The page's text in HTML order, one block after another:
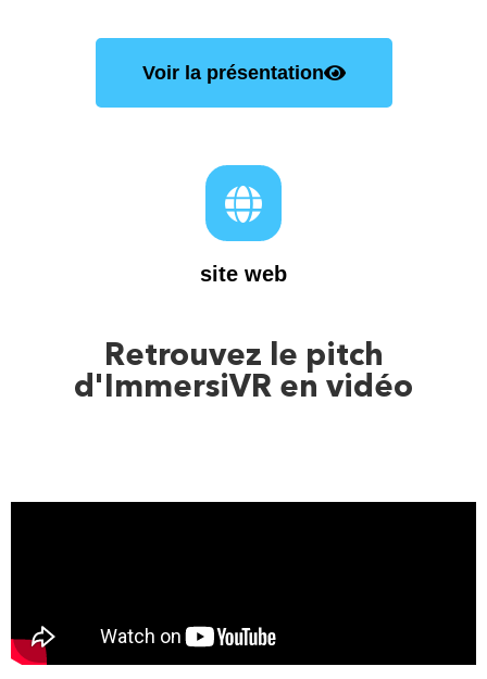
Voir la présentation
site web
Retrouvez le pitch
d'ImmersiVR en vidéo